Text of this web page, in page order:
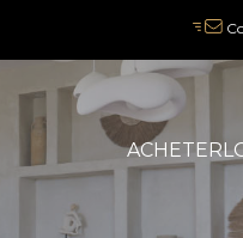
ACHETER